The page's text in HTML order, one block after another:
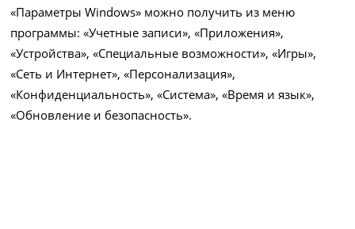
«Параметры Windows» можно получить из меню
программы: «Учетные записи», «Приложения»,
«Устройства», «Специальные возможности», «Игры»,
«Сеть и Интернет», «Персонализация»,
«Конфиденциальность», «Система», «Время и язык»,
«Обновление и безопасность».